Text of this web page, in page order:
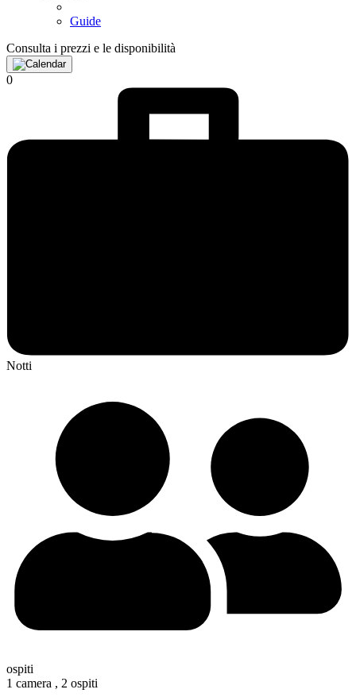
Guide
Consulta i prezzi e le disponibilità
0
Notti
ospiti
1 camera , 2 ospiti